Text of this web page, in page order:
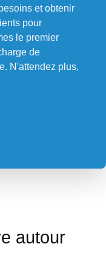
et obtenir
pour
le premier
de
N'attendez plus,
autour